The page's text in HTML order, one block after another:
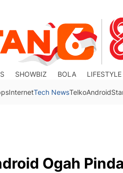
SHOWBIZ BOLA LIFESTYLE
InternetTech NewsTelkoAndroid
Ogah